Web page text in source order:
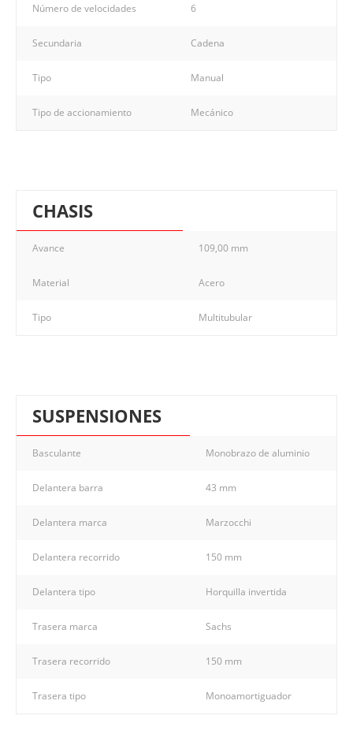
Número de velocidades 6
Secundaria Cadena
Tipo Manual
Tipo de accionamiento Mecánico
CHASIS
Avance 109,00 mm
Material Acero
Tipo Multitubular
SUSPENSIONES
Basculante Monobrazo de aluminio
Delantera barra 43 mm
Delantera marca Marzocchi
Delantera recorrido 150 mm
Delantera tipo Horquilla invertida
Trasera marca Sachs
Trasera recorrido 150 mm
Trasera tipo Monoamortiguador